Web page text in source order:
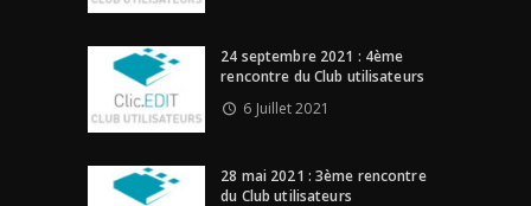
24 septembre 2021 : 4ème
rencontre du Club utilisateurs
6 Juillet 2021
28 mai 2021 : 3ème rencontre
du Club utilisateurs